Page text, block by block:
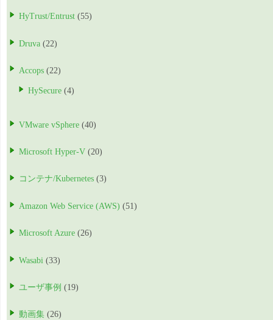
HyTrust/Entrust (55)
Druva (22)
Accops (22)
HySecure (4)
VMware vSphere (40)
Microsoft Hyper-V (20)
コンテナ/Kubernetes (3)
Amazon Web Service (AWS) (51)
Microsoft Azure (26)
Wasabi (33)
ユーザ事例 (19)
動画集 (26)